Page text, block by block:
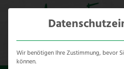
Wir benötigen Ihre Zustimmung, bevor
können.